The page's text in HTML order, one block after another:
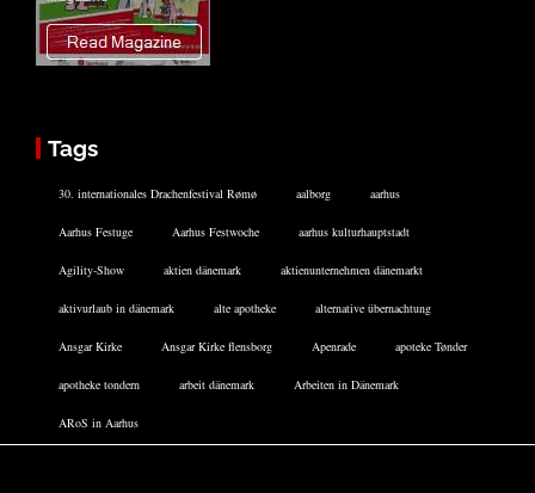
Tags
30. internationales Drachenfestival Rømø aalborg aarhus
Aarhus Festuge Aarhus Festwoche aarhus kulturhauptstadt
Agility-Show aktien dänemark aktienunternehmen dänemarkt
aktivurlaub in dänemark alte apotheke alternative übernachtung
Ansgar Kirke Ansgar Kirke flensborg Apenrade apoteke Tønder
apotheke tondern arbeit dänemark Arbeiten in Dänemark
ARoS in Aarhus